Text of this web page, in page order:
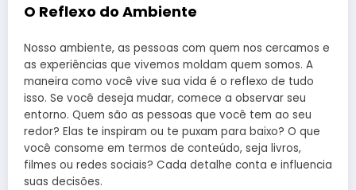
O Reflexo do Ambiente
Nosso ambiente, as pessoas com quem nos cercamos e
as experiências que vivemos moldam quem somos. A
maneira como você vive sua vida é o reflexo de tudo
isso. Se você deseja mudar, comece a observar seu
entorno. Quem são as pessoas que você tem ao seu
redor? Elas te inspiram ou te puxam para baixo? O que
você consome em termos de conteúdo, seja livros,
filmes ou redes sociais? Cada detalhe conta e influencia
suas decisões.